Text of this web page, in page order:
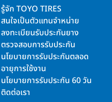
รู้จัก TOYO TIRES
สนใจเป็นตัวแทนจำหน่าย
ลงทะเบียนรับประกันยาง
ตรวจสอบการรับประกัน
นโยบายการรับประกันตลอด
อายุการใช้งาน
นโยบายการรับประกัน 60 วัน
ติดต่อเรา